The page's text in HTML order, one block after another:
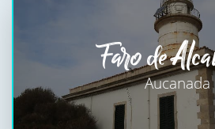
Faro de
Aucanada